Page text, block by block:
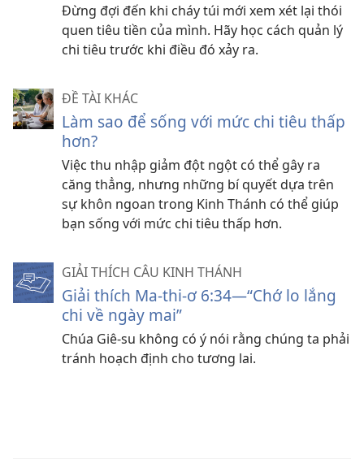
Đừng đợi đến khi cháy túi mới xem xét lại thói
quen tiêu tiền của mình. Hãy học cách quản lý
chi tiêu trước khi điều đó xảy ra.
ĐỀ TÀI KHÁC
Làm sao để sống với mức chi tiêu thấp
hơn?
Việc thu nhập giảm đột ngột có thể gây ra
căng thẳng, nhưng những bí quyết dựa trên
sự khôn ngoan trong Kinh Thánh có thể giúp
bạn sống với mức chi tiêu thấp hơn.
GIẢI THÍCH CÂU KINH THÁNH
Giải thích Ma-thi-ơ 6:34—“Chớ lo lắng
chi về ngày mai”
Chúa Giê-su không có ý nói rằng chúng ta phải
tránh hoạch định cho tương lai.